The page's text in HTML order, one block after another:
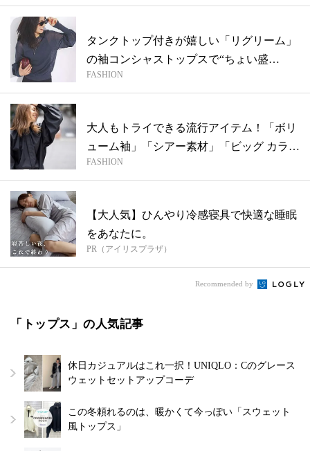
タンクトップ付きが嬉しい「リグリーム」
の袖コンシャストップスで“ちょい盛
り”【今...
FASHION
大人もトライできる流行アイテム！「ボリ
ューム袖」「シアー素材」「ビッグ カラ
ー」...
FASHION
【大人気】ひんやり冷感寝具で快適な睡眠
をあなたに。
PR（アイリスプラザ）
Recommended by
「トップス」の人気記事
休日カジュアルはこれ一択！UNIQLO：Cのグレース
ウェットセットアップコーデ
この冬頼れるのは、暖かくて今っぽい「スウェット
風トップス」